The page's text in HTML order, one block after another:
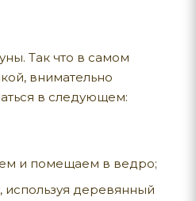
Так что в самом
внимательно
в следующем:
и помещаем в ведро;
деревянный